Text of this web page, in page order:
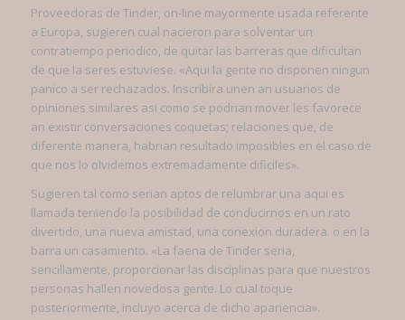
Proveedoras de Tinder, on-line mayormente usada referente
a Europa, sugieren cual nacieron para solventar un
contratiempo periodico, de quitar las barreras que dificultan
de que la seres estuviese. «Aqui la gente no disponen ningun
panico a ser rechazados. Inscribira unen an usuarios de
opiniones similares asi­ como se podri­an mover les favorece
an existir conversaciones coquetas; relaciones que, de
diferente manera, habrian resultado imposibles en el caso de
que nos lo olvidemos extremadamente dificiles».
Sugieren tal como serian aptos de relumbrar una aqui­ es
llamada teniendo la posibilidad de conducirnos en un rato
divertido, una nueva amistad, una conexion duradera. o en la
barra un casamiento. «La faena de Tinder seri­a,
sencillamente, proporcionar las disciplinas para que nuestros
personas hallen novedosa gente. Lo cual toque
posteriormente, incluyo acerca de dicho apariencia».